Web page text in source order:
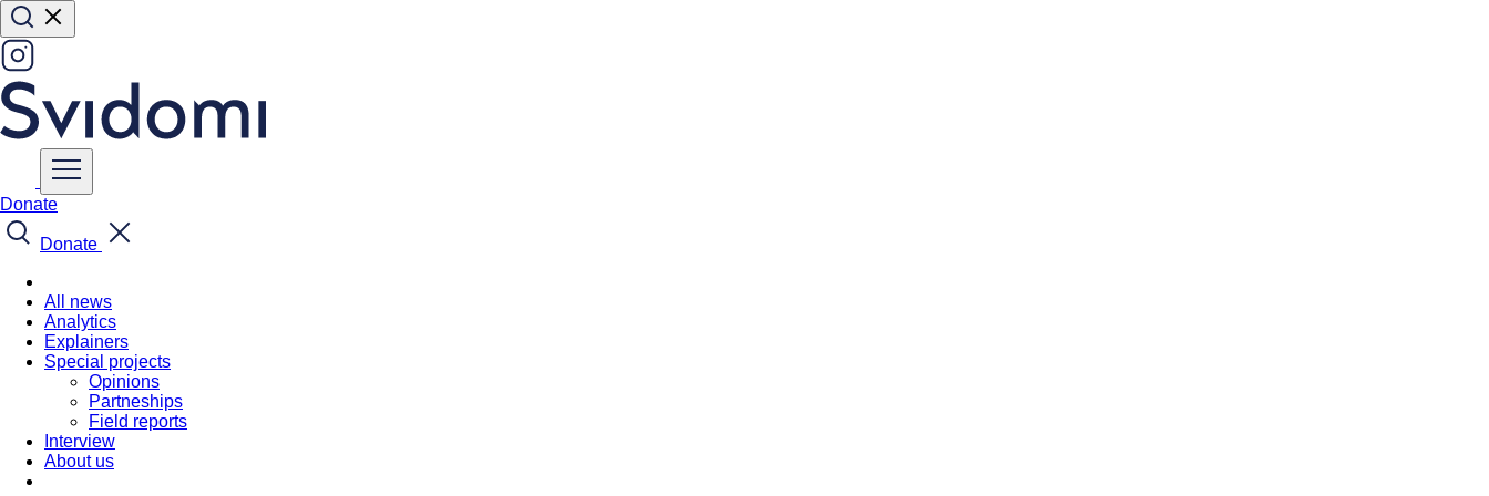
Donate
Donate
All news
Analytics
Explainers
Special projects
Opinions
Partneships
Field reports
Interview
About us